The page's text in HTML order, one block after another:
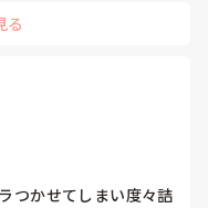
なルールあります
んな余裕もないでしょ
ちが全くわかりませ
んだ事に対して文句を
識してしまいます。
る
つかせてしまい度々詰